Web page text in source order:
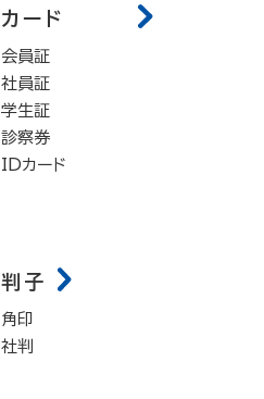
カード
会員証
社員証
学生証
診察券
IDカード
判子
角印
社判